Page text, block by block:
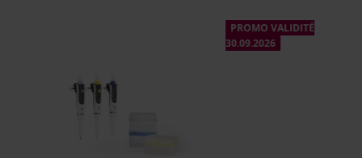
PROMO VALIDITÉ
30.09.2026